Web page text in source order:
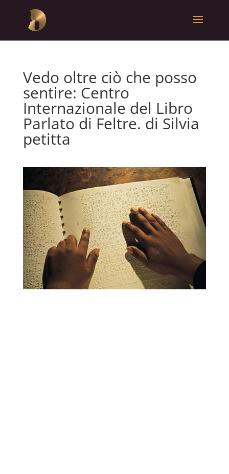
Vedo oltre ciò che posso
sentire: Centro
Internazionale del Libro
Parlato di Feltre. di Silvia
petitta